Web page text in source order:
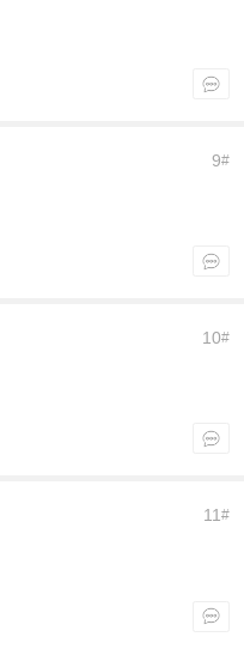
9#
10#
11#